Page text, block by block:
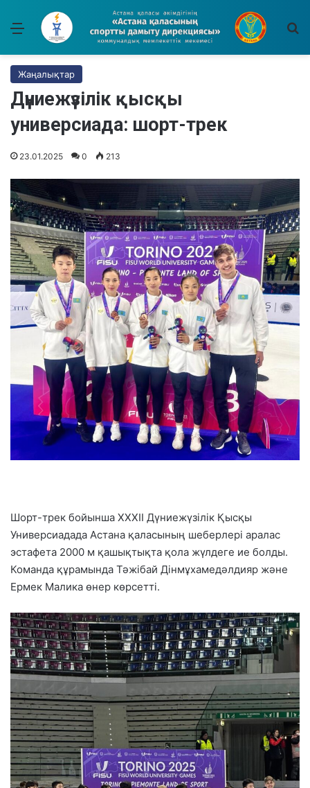
Мәзір
Жаңалықтар
Дүниежүзілік қысқы
универсиада: шорт-трек
23.01.2025 0 213
Шорт-трек бойынша XXXII Дүниежүзілік Қысқы
Универсиадада Астана қаласының шеберлері аралас
эстафета 2000 м қашықтықта қола жүлдеге ие болды.
Команда құрамында Тәжібай Дінмұхамедәлдияр және
Ермек Малика өнер көрсетті.